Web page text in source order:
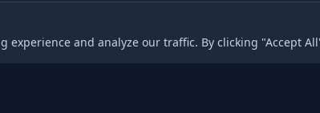
experience and analyze our traffic. By clicking "Accept